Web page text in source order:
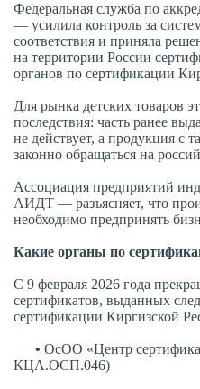
Федеральная служба по
— усилила контроль за
соответствия и приняла
на территории России
органов по сертификации
Для рынка детских товаров
последствия: часть ранее
не действует, а продукция с
законно обращаться на
Ассоциация предприятий
АИДТ — разъясняет, что
необходимо предпринять
Какие органы по
С 9 февраля 2026 года
сертификатов, выданных
сертификации Киргизской
• ОсОО «Центр
КЦА.ОСП.046)